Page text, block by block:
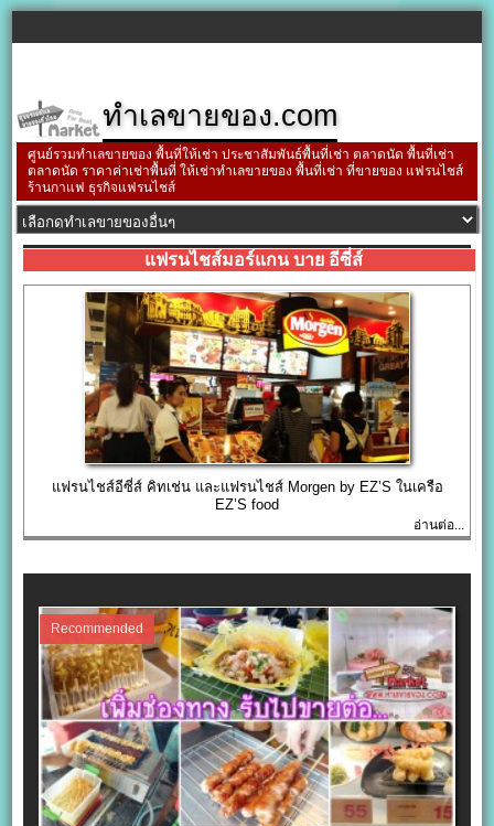
ทำเลขายของ.com
ศูนย์รวมทำเลขายของ พื้นที่ให้เช่า ประชาสัมพันธ์พื้นที่เช่า ตลาดนัด พื้นที่เช่า
ตลาดนัด ราคาค่าเช่าพื้นที่ ให้เช่าทำเลขายของ พื้นที่เช่า ที่ขายของ แฟรนไชส์
ร้านกาแฟ ธุรกิจแฟรนไชส์
แฟรนไชส์มอร์แกน บาย อีซี่ส์
แฟรนไชส์อีซี่ส์ คิทเช่น และแฟรนไชส์ Morgen by EZ’S ในเครือ
EZ’S food
อ่านต่อ...
Recommended